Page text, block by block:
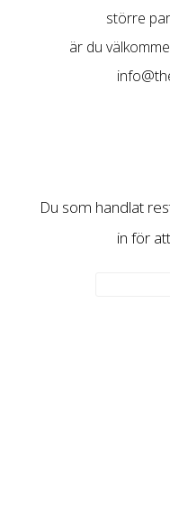
större
är du
Du som handlat
in för